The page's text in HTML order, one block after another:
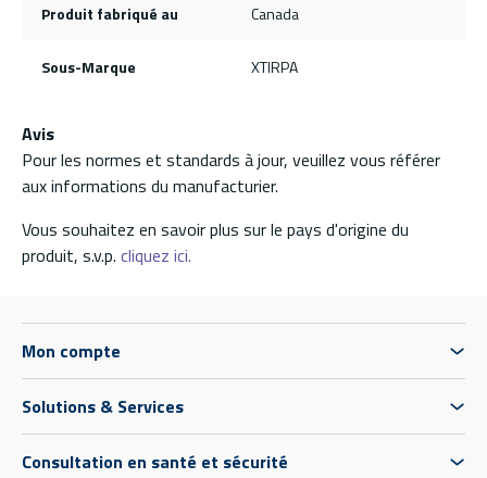
Produit fabriqué au Canada
Sous-Marque XTIRPA
Avis
Pour les normes et standards à jour, veuillez vous référer
aux informations du manufacturier.
Vous souhaitez en savoir plus sur le pays d'origine du
produit, s.v.p. cliquez ici.
Mon compte
Solutions & Services
Consultation en santé et sécurité